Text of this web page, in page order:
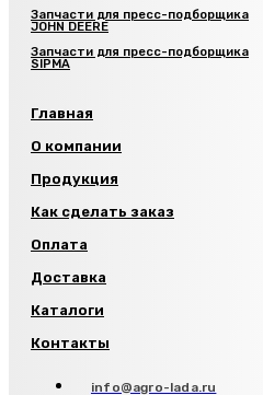
Запчасти для пресс-подборщика
JOHN DEERE
Запчасти для пресс-подборщика
SIPMA
Главная
О компании
Продукция
Как сделать заказ
Оплата
Доставка
Каталоги
Контакты
info@agro-lada.ru